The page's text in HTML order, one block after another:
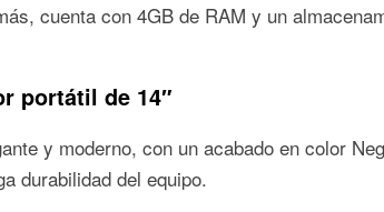
cuenta con 4GB de RAM y un
portátil de 14″
y moderno, con un acabado en color
durabilidad del equipo.